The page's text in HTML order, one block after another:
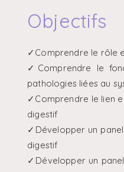
Objectifs
✓Comprendre le rôle
✓Comprendre le
pathologies liées au
✓Comprendre le lien
digestif
✓Développer un
digestif
✓Développer un